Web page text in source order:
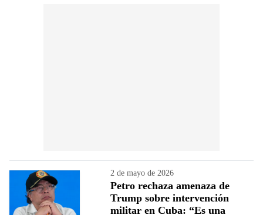
2 de mayo de 2026
Petro rechaza amenaza de
Trump sobre intervención
militar en Cuba: “Es una